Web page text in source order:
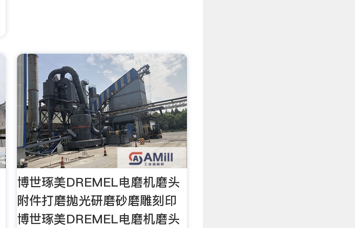
博世琢美DREMEL电磨机磨头
附件打磨抛光研磨砂磨雕刻印
博世琢美DREMEL电磨机磨头